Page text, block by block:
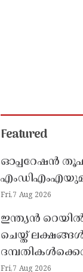
Featured
ഓപ്പറേഷൻ
Fri,7 Aug 2026
ഇന്ത്യൻ
ചെയ്ത് ലക്ഷങ്ങൾ
Fri,7 Aug 2026